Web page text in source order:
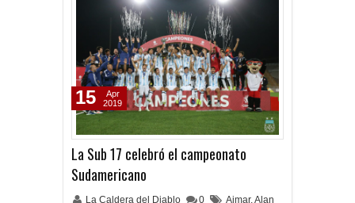
La Sub 17 celebró el campeonato
Sudamericano
La Caldera del Diablo 0 Aimar,Alan
15
Apr
2019